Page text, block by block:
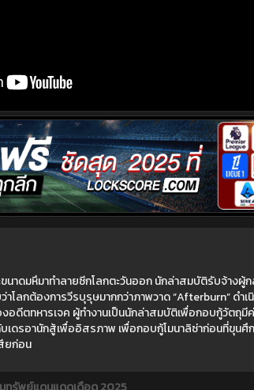
าดมหึมาทำลายซีกโลกตะวันออก นักล่าสมบัติรับจ้างผู้ก
โลกต้องการวีรบุรุษมากกว่าภาพวาด “Afterburn” ดำเ
อดีตทหารเจค ผู้ทำงานเป็นนักล่าสมบัติเพื่อกอบกู้วัตถุมี
เดรอานักสู้เพื่ออิสรภาพ เพื่อกอบกู้โมนาลิซ่าก่อนที่ขุนศึ
ยก่อน